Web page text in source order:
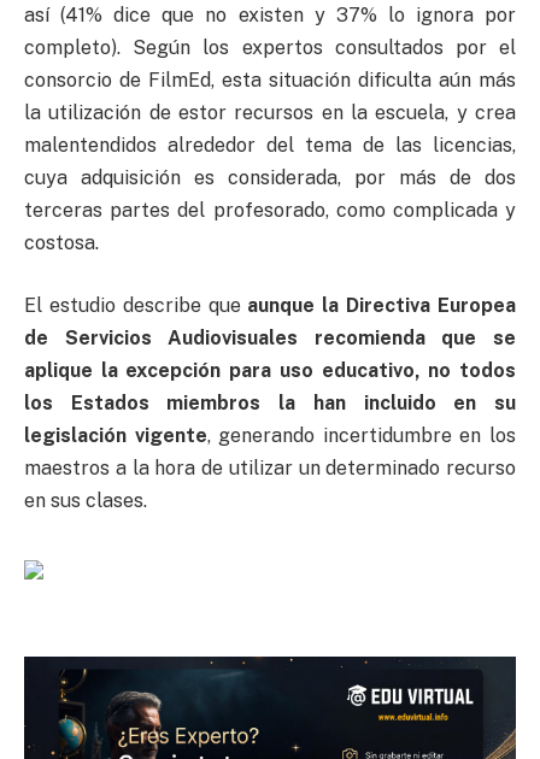
así (41% dice que no existen y 37% lo ignora por
completo). Según los expertos consultados por el
consorcio de FilmEd, esta situación dificulta aún más
la utilización de estor recursos en la escuela, y crea
malentendidos alrededor del tema de las licencias,
cuya adquisición es considerada, por más de dos
terceras partes del profesorado, como complicada y
costosa.
El estudio describe que aunque la Directiva Europea
de Servicios Audiovisuales recomienda que se
aplique la excepción para uso educativo, no todos
los Estados miembros la han incluido en su
legislación vigente, generando incertidumbre en los
maestros a la hora de utilizar un determinado recurso
en sus clases.